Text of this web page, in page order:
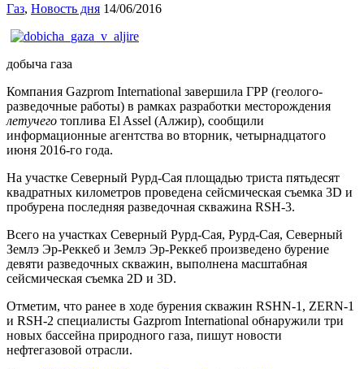
Газ, Новость дня 14/06/2016
добыча газа
Компания Gazprom International завершила ГРР (геолого-
разведочные работы) в рамках разработки месторождения
летучего топлива El Assel (Алжир), сообщили
информационные агентства во вторник, четырнадцатого
июня 2016-го года.
На участке Северный Рурд-Сая площадью триста пятьдесят
квадратных километров проведена сейсмическая съемка 3D и
пробурена последняя разведочная скважина RSH-3.
Всего на участках Северный Рурд-Сая, Рурд-Сая, Северный
Землэ Эр-Реккеб и Землэ Эр-Реккеб произведено бурение
девяти разведочных скважин, выполнена масштабная
сейсмическая съемка 2D и 3D.
Отметим, что ранее в ходе бурения скважин RSHN-1, ZERN-1
и RSH-2 специалисты Gazprom International обнаружили три
новых бассейна природного газа, пишут новости
нефтегазовой отрасли.